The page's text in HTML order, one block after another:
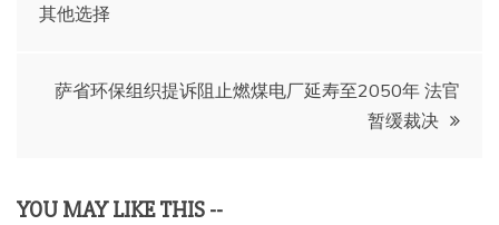
章
其他选择
萨省环保组织提诉阻止燃煤电厂延寿至2050年 法官
暂缓裁决
YOU MAY LIKE THIS --